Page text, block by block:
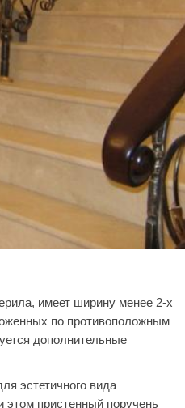
имеет ширину менее 2-х
по противоположным
дополнительные
эстетичного вида
этом пристенный поручень